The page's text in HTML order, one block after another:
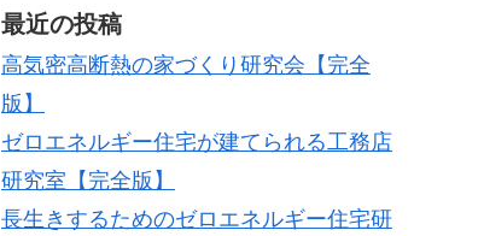
最近の投稿
高気密高断熱の家づくり研究会【完全
版】
ゼロエネルギー住宅が建てられる工務店
研究室【完全版】
長生きするためのゼロエネルギー住宅研